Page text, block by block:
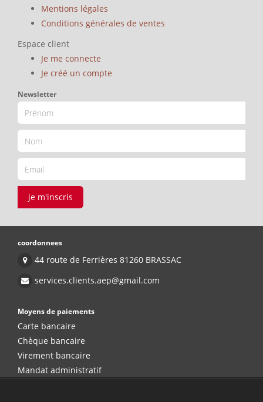
Mentions légales
Conditions générales de ventes
Espace client
Je me connecte
Je créé un compte
Newsletter
je m'inscris
coordonnees
44 route de Ferrières 81260 BRASSAC
services.clients.aep@gmail.com
Moyens de paiements
Carte bancaire
Chèque bancaire
Virement bancaire
Mandat administratif